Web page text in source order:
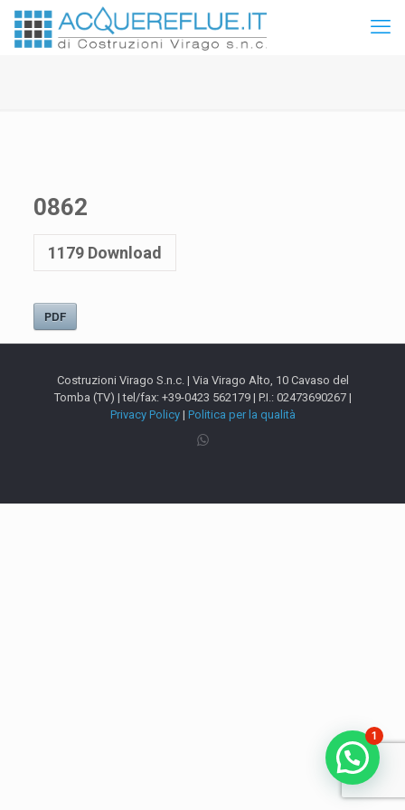
0862
1179Download
PDF
Costruzioni Virago S.n.c. | Via Virago Alto, 10 Cavaso del
Tomba (TV) | tel/fax: +39-0423 562179 | P.I.: 02473690267 |
Privacy Policy| Politica per la qualità
1